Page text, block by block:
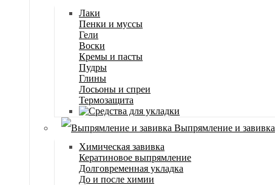
Лаки
Пенки и муссы
Гели
Воски
Кремы и пасты
Пудры
Глины
Лосьоны и спреи
Термозащита
Выпрямление и завивка
Химическая завивка
Кератиновое выпрямление
Долговременная укладка
До и после химии